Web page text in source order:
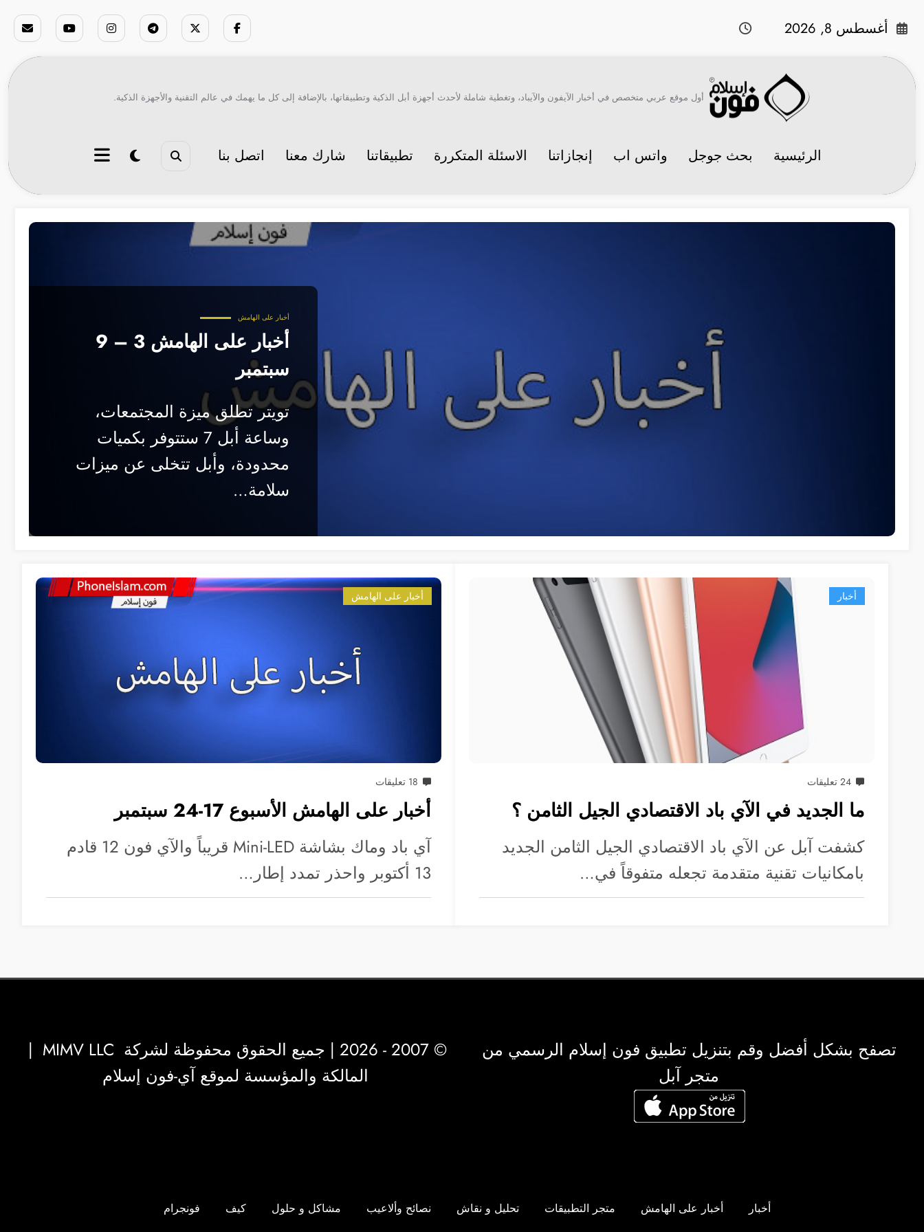
أغسطس 8, 2026
أول موقع عربي متخصص في أخبار الآيفون والآيباد، وتغطية شاملة لأحدث أجهزة أبل الذكية وتطبيقاتها، بالإضافة إلى كل ما يهمك في عالم التقنية والأجهزة الذكية.
الرئيسية بحث جوجل واتس اب إنجازاتنا الاسئلة المتكررة تطبيقاتنا شارك معنا اتصل بنا
أخبار على الهامش
أخبار على الهامش 3 – 9
سبتمبر
تويتر تطلق ميزة المجتمعات،
وساعة أبل 7 ستتوفر بكميات
محدودة، وأبل تتخلى عن ميزات
سلامة…
أخبار على الهامش
18 تعليقات
أخبار على الهامش الأسبوع 17-24 سبتمبر
آي باد وماك بشاشة Mini-LED قريباً والآي فون 12 قادم
13 أكتوبر واحذر تمدد إطار…
أخبار
24 تعليقات
ما الجديد في الآي باد الاقتصادي الجيل الثامن ؟
كشفت آبل عن الآي باد الاقتصادي الجيل الثامن الجديد
بامكانيات تقنية متقدمة تجعله متفوقاً في…
تصفح بشكل أفضل وقم بتنزيل تطبيق فون إسلام الرسمي من
متجر آبل
© 2007 - 2026 | جميع الحقوق محفوظة لشركة MIMV LLC
|
المالكة والمؤسسة لموقع آي-فون إسلام
أخبار أخبار على الهامش متجر التطبيقات تحليل و نقاش نصائح وألاعيب مشاكل و حلول كيف فونجرام